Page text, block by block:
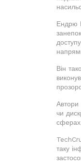
Ендрю
Він
Автори
чи
таку